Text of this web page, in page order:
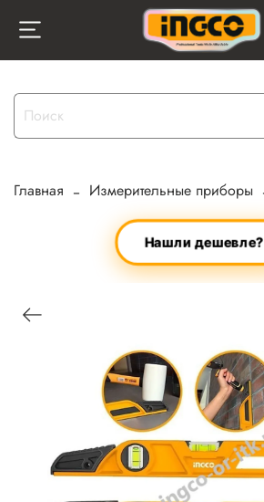
Главная Измерительные приборы
Нашли дешевле?